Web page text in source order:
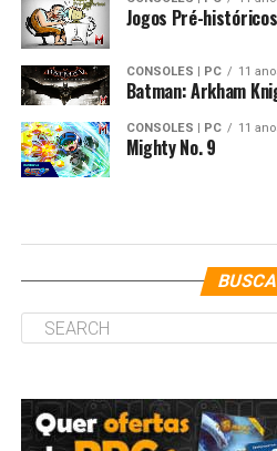
Jogos Pré-históricos
CONSOLES | PC 11
Batman: Arkham
CONSOLES | PC 11
Mighty No. 9
BUSCA